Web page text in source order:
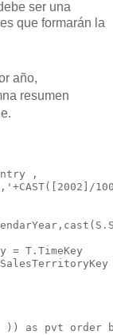
ser una
que formarán la
año,
resumen
,
= T.TimeKey